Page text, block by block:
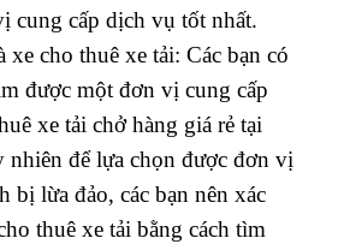
cung cấp dịch vụ tốt nhất.
xe cho thuê xe tải: Các bạn có
được một đơn vị cung cấp
xe tải chở hàng giá rẻ tại
để lựa chọn được đơn vị
bị lừa đảo, các bạn nên xác
thuê xe tải bằng cách tìm